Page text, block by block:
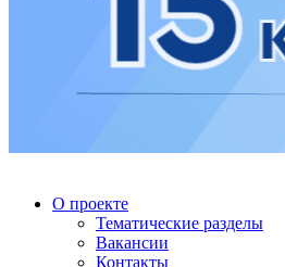
О проекте
Тематические разделы
Вакансии
Контакты